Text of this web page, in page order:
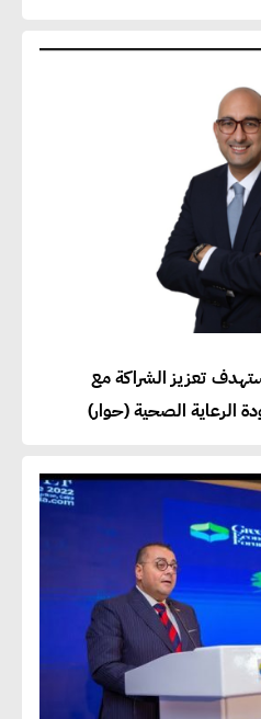
تعزيز الشراكة مع
الرعاية الصحية (حوار)